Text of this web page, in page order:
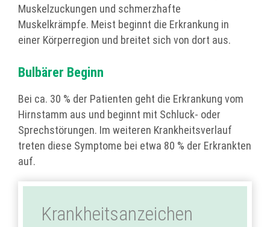
Krankheits­anzeichen
Muskelzuckungen und schmerzhafte
Muskelkrämpfe. Meist beginnt die Erkrankung in
einer Körperregion und breitet sich von dort aus.
Bulbärer Beginn
Bei ca. 30 % der Patienten geht die Erkrankung vom
Hirnstamm aus und beginnt mit Schluck- oder
Sprechstörungen. Im weiteren Krankheitsverlauf
treten diese Symptome bei etwa 80 % der Erkrankten
auf.